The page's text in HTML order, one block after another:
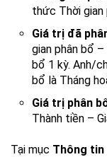
thức Thời gian
Giá trị đã
gian phân bổ
bổ 1 kỳ. Anh/
bổ là Tháng
Giá trị phân
Thành tiền –
Tại mục Thông tin